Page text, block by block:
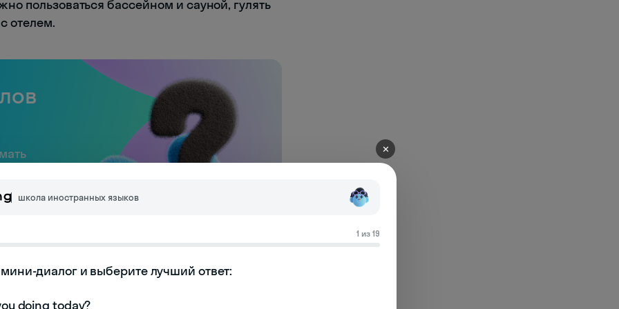
пользоваться бассейном и сауной, гулять
отелем.
✕
школа иностранных языков
1 из 19
диалог и выберите лучший ответ: